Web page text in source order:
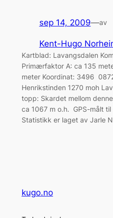
sep 14, 2009—av
Kent-Hugo
Kartblad: Lavangsdalen
Primærfaktor A: ca 135
meter Koordinat: 3496
Henrikstinden 1270 moh
topp: Skardet mellom
ca 1067 m o.h. GPS-målt
Statistikk er laget av Jarle
kugo.no